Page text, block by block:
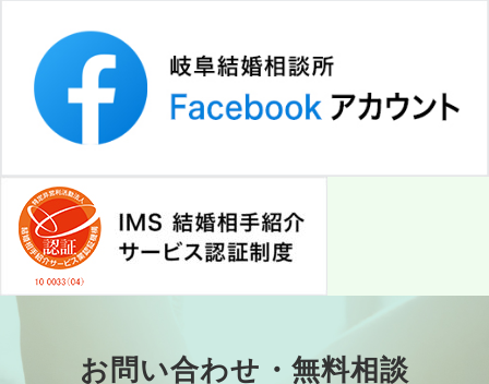
お問い合わせ・無料相談